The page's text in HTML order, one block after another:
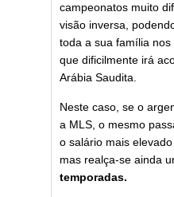
campeonatos muito
visão inversa,
toda a sua família
que dificilmente irá
Arábia Saudita.
Neste caso, se o
a MLS, o mesmo
o salário mais
mas realça-se ainda
temporadas.